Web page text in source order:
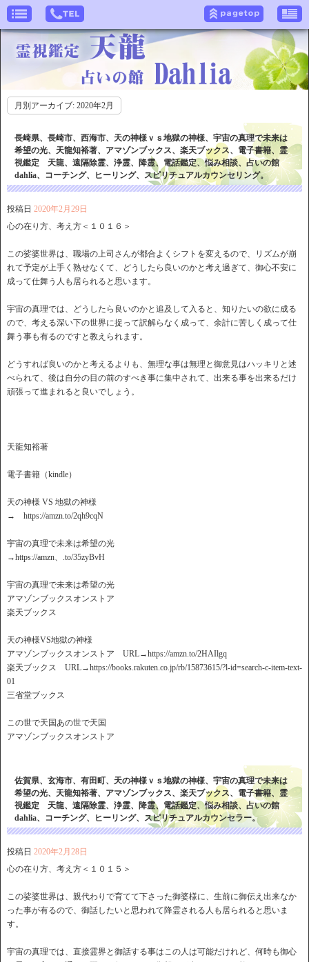
月別アーカイブ: 2020年2月
長崎県、長崎市、西海市、天の神様ｖｓ地獄の神様、宇宙の真理で未来は
希望の光、天龍知裕著、アマゾンブックス、楽天ブックス、電子書籍、霊
視鑑定 天龍、遠隔除霊、浄霊、降霊、電話鑑定、悩み相談、占いの館
dahlia、コーチング、ヒーリング、スピリチュアルカウンセリング。
投稿日 2020年2月29日
心の在り方、考え方＜１０１６＞
この娑婆世界は、職場の上司さんが都合よくシフトを変えるので、リズムが崩
れて予定が上手く熟せなくて、どうしたら良いのかと考え過ぎて、御心不安に
成って仕舞う人も居られると思います。
宇宙の真理では、どうしたら良いのかと追及して入ると、知りたいの欲に成る
ので、考える深い下の世界に捉って訳解らなく成って、余計に苦しく成って仕
舞う事も有るのですと教えられます。
どうすれば良いのかと考えるよりも、無理な事は無理と御意見はハッキリと述
べられて、後は自分の目の前のすべき事に集中されて、出来る事を出来るだけ
頑張って進まれると良いでしょう。
天龍知裕著
電子書籍（kindle）
天の神様 VS 地獄の神様
→ https://amzn.to/2qh9cqN
宇宙の真理で未来は希望の光
→https://amzn、.to/35zyBvH
宇宙の真理で未来は希望の光
アマゾンブックスオンストア
楽天ブックス
天の神様VS地獄の神様
アマゾンブックスオンストア URL→https://amzn.to/2HAIlgq
楽天ブックス URL→https://books.rakuten.co.jp/rb/15873615/?l-id=search-c-item-text-
01
三省堂ブックス
この世で天国あの世で天国
アマゾンブックスオンストア
佐賀県、玄海市、有田町、天の神様ｖｓ地獄の神様、宇宙の真理で未来は
希望の光、天龍知裕著、アマゾンブックス、楽天ブックス、電子書籍、霊
視鑑定 天龍、遠隔除霊、浄霊、降霊、電話鑑定、悩み相談、占いの館
dahlia、コーチング、ヒーリング、スピリチュアルカウンセラー。
投稿日 2020年2月28日
心の在り方、考え方＜１０１５＞
この娑婆世界は、親代わりで育てて下さった御婆様に、生前に御伝え出来なか
った事が有るので、御話したいと思われて降霊される人も居られると思いま
す。
宇宙の真理では、直接霊界と御話する事はこの人は可能だけれど、何時も御心